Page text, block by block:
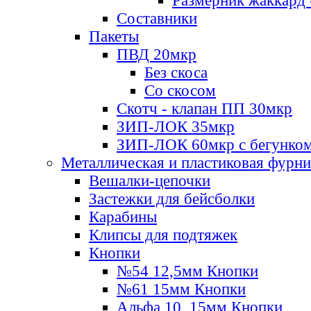
Составники
Пакеты
ПВД 20мкр
Без скоса
Со скосом
Скотч - клапан ПП 30мкр
ЗИП-ЛОК 35мкр
ЗИП-ЛОК 60мкр с
Металлическая и пластиковая
Вешалки-цепочки
Застежки для бейсболки
Карабины
Клипсы для подтяжек
Кнопки
№54 12,5мм Кнопки
№61 15мм Кнопки
Альфа 10, 15мм Кнопки